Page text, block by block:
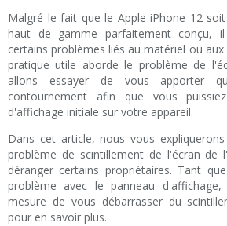
Malgré le fait que le Apple iPhone 12
haut de gamme parfaitement conçu,
certains problèmes liés au matériel ou
pratique utile aborde le problème de
allons essayer de vous apporter
contournement afin que vous
d'affichage initiale sur votre appareil.
Dans cet article, nous vous
problème de scintillement de l'écran de
déranger certains propriétaires. Tant
problème avec le panneau
mesure de vous débarrasser du
pour en savoir plus.